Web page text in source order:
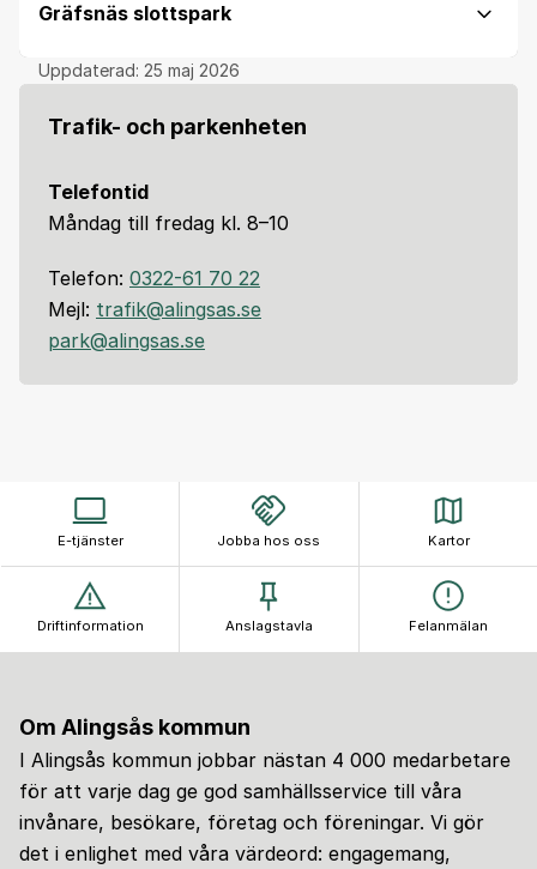
Gräfsnäs slottspark
Uppdaterad: 25 maj 2026
Trafik- och parkenheten
Telefontid
Måndag till fredag kl. 8–10
Telefon: 0322-61 70 22
Mejl: trafik@alingsas.se
park@alingsas.se
E-tjänster Jobba hos oss Kartor
Driftinformation Anslagstavla Felanmälan
Om Alingsås kommun
I Alingsås kommun jobbar nästan 4 000 medarbetare
för att varje dag ge god samhällsservice till våra
invånare, besökare, företag och föreningar. Vi gör
det i enlighet med våra värdeord: engagemang,